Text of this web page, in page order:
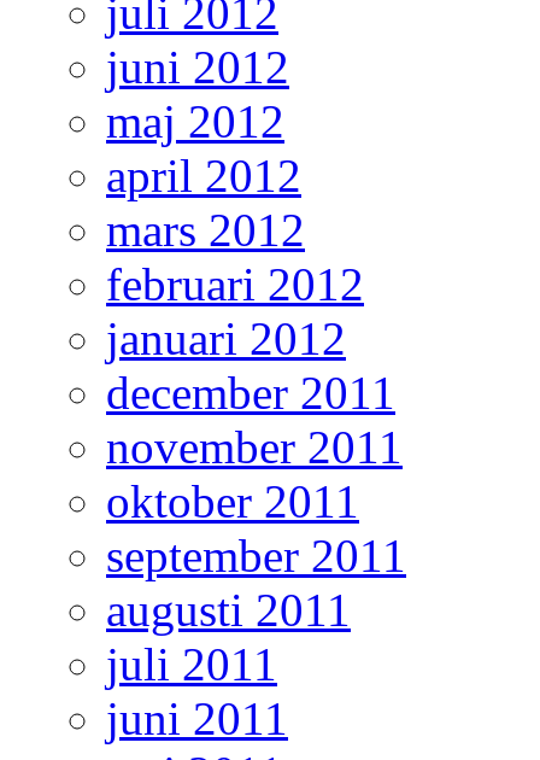
juli 2012
juni 2012
maj 2012
april 2012
mars 2012
februari 2012
januari 2012
december 2011
november 2011
oktober 2011
september 2011
augusti 2011
juli 2011
juni 2011